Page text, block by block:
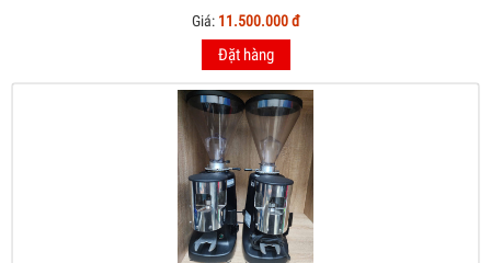
Giá: 11.500.000 đ
Đặt hàng